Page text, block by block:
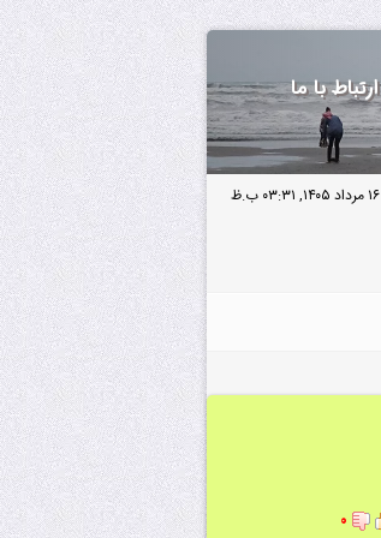
ارتباط با ما
۱۶ مرداد ۱۴۰۵, ۰۳:۳۱ ب.ظ
۰